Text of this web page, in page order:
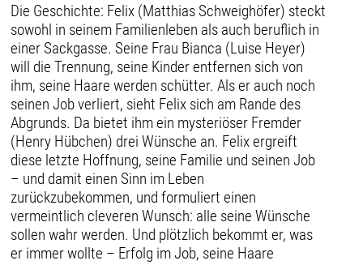
Die Geschichte: Felix (Matthias Schweighöfer) steckt
sowohl in seinem Familienleben als auch beruflich in
einer Sackgasse. Seine Frau Bianca (Luise Heyer)
will die Trennung, seine Kinder entfernen sich von
ihm, seine Haare werden schütter. Als er auch noch
seinen Job verliert, sieht Felix sich am Rande des
Abgrunds. Da bietet ihm ein mysteriöser Fremder
(Henry Hübchen) drei Wünsche an. Felix ergreift
diese letzte Hoffnung, seine Familie und seinen Job
– und damit einen Sinn im Leben
zurückzubekommen, und formuliert einen
vermeintlich cleveren Wunsch: alle seine Wünsche
sollen wahr werden. Und plötzlich bekommt er, was
er immer wollte – Erfolg im Job, seine Haare